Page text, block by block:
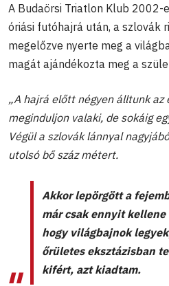
A Budaörsi Triatlon Klub 2002-
óriási futóhajrá után, a szlovák
megelőzve nyerte meg a
magát ajándékozta meg a
„A hajrá előtt négyen álltunk az
meginduljon valaki, de sokáig
Végül a szlovák lánnyal
utolsó bő száz métert.
Akkor lepörgött a
már csak ennyit
hogy világbajnok
őrületes eksztázisban
kifért, azt kiadtam.